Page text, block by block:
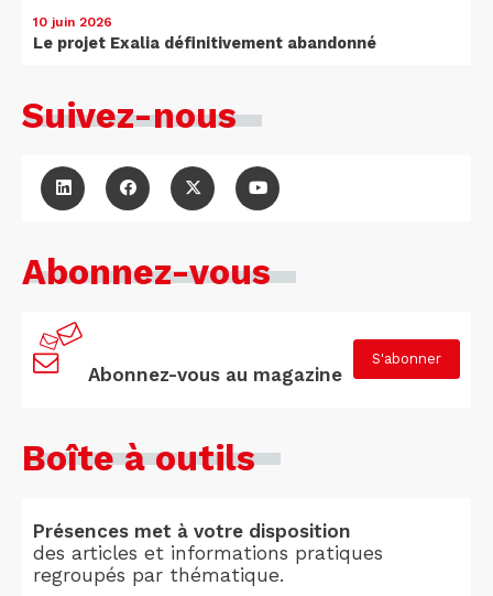
10 juin 2026
Le projet Exalia définitivement abandonné
Suivez-nous
Abonnez-vous
Abonnez-vous au magazine
S'abonner
Boîte à outils
Présences met à votre disposition
des articles et informations pratiques
regroupés par thématique.